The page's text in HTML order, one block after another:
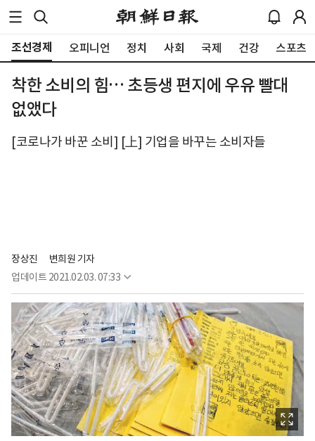
조선경제 오피니언 정치 사회 국제 건강 스포츠
착한 소비의 힘… 초등생 편지에 우유 빨대
없앴다
[코로나가 바꾼 소비] [上] 기업을 바꾸는 소비자들
장상진
변희원 기자
업데이트 2021.02.03. 07:33